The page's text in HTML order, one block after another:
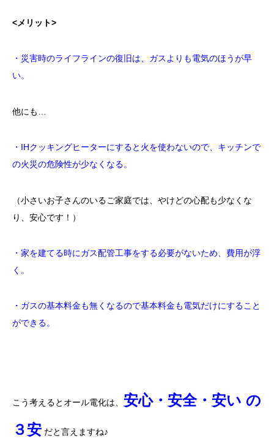
<メリット>
・災害時のライフラインの復旧は、ガスよりも電気のほうが早
い。
他にも…
・IHクッキングヒーターにすると火を使わないので、キッチンで
の火災の危険性が少なくなる。
（小さいお子さんのいるご家庭では、やけどの心配も少なくな
り、安心です！）
・家を建てる時にガス配管工事をする必要がないため、費用が浮
く。
・ガスの基本料金も無くなるので基本料金も電気だけにすること
ができる。
こう考えるとオール電化は、 安心・安全・安い の
３安 だと言えますね♪